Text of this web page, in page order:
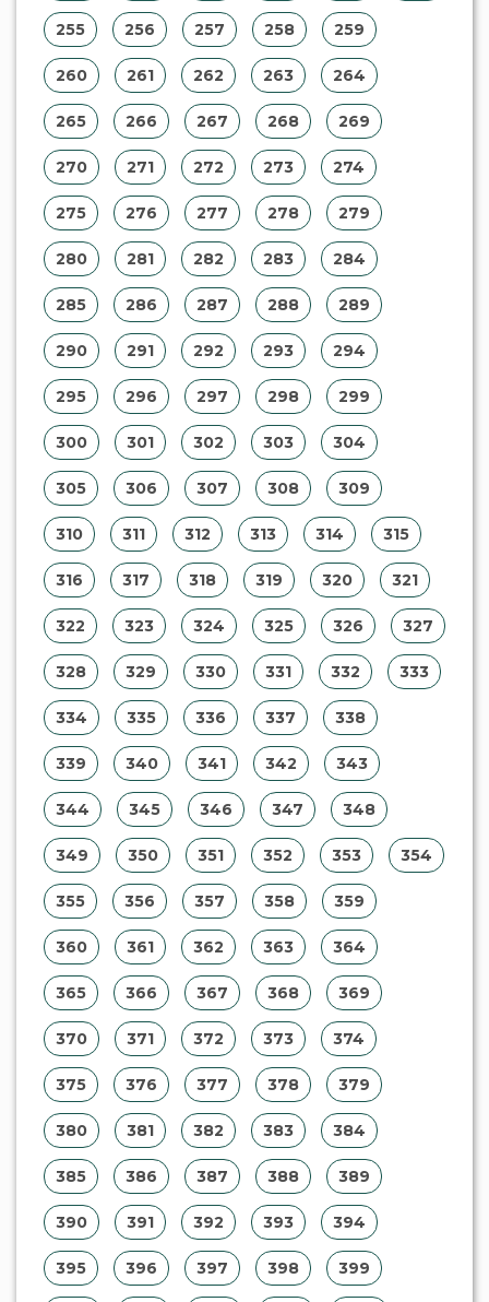
255 256 257 258 259
260 261 262 263 264
265 266 267 268 269
270 271 272 273 274
275 276 277 278 279
280 281 282 283 284
285 286 287 288 289
290 291 292 293 294
295 296 297 298 299
300 301 302 303 304
305 306 307 308 309
310 311 312 313 314 315
316 317 318 319 320 321
322 323 324 325 326 327
328 329 330 331 332 333
334 335 336 337 338
339 340 341 342 343
344 345 346 347 348
349 350 351 352 353 354
355 356 357 358 359
360 361 362 363 364
365 366 367 368 369
370 371 372 373 374
375 376 377 378 379
380 381 382 383 384
385 386 387 388 389
390 391 392 393 394
395 396 397 398 399